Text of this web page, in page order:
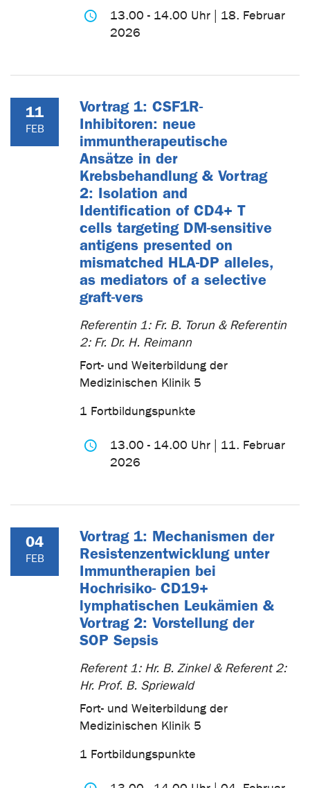
13.00 - 14.00 Uhr | 18. Februar
2026
11
FEB
Vortrag 1: CSF1R-
Inhibitoren: neue
immuntherapeutische
Ansätze in der
Krebsbehandlung & Vortrag
2: Isolation and
Identification of CD4+ T
cells targeting DM-sensitive
antigens presented on
mismatched HLA-DP alleles,
as mediators of a selective
graft-vers
Referentin 1: Fr. B. Torun & Referentin
2: Fr. Dr. H. Reimann
Fort- und Weiterbildung der
Medizinischen Klinik 5
1 Fortbildungspunkte
13.00 - 14.00 Uhr | 11. Februar
2026
04
FEB
Vortrag 1: Mechanismen der
Resistenzentwicklung unter
Immuntherapien bei
Hochrisiko- CD19+
lymphatischen Leukämien &
Vortrag 2: Vorstellung der
SOP Sepsis
Referent 1: Hr. B. Zinkel & Referent 2:
Hr. Prof. B. Spriewald
Fort- und Weiterbildung der
Medizinischen Klinik 5
1 Fortbildungspunkte